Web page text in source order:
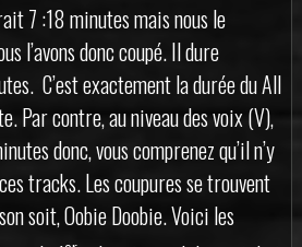
7 :18 minutes mais nous le
l’avons donc coupé. Il dure
C’est exactement la durée du All
Par contre, au niveau des voix (V),
donc, vous comprenez qu’il n’y
tracks. Les coupures se trouvent
soit, Oobie Doobie. Voici les